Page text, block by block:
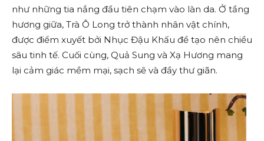
như những tia nắng đầu tiên chạm vào làn da. Ở tầng
hương giữa, Trà Ô Long trở thành nhân vật chính,
được điểm xuyết bởi Nhục Đậu Khấu để tạo nên chiều
sâu tinh tế. Cuối cùng, Quả Sung và Xạ Hương mang
lại cảm giác mềm mại, sạch sẽ và đầy thư giãn.